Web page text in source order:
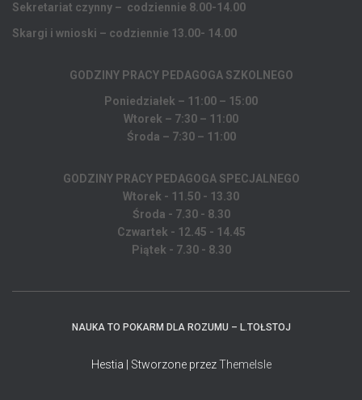
Sekretariat czynny – codziennie 8.00-14.00
Skargi i wnioski – codziennie 13.00- 14.00
GODZINY PRACY PEDAGOGA SZKOLNEGO
Poniedziałek – 11:00 – 15:00
Wtorek – 7:30 – 11:00
Środa – 7:30 – 11:00
GODZINY PRACY PEDAGOGA SPECJALNEGO
Wtorek - 11.50 - 13.30
Środa - 7.30 - 8.30
Czwartek - 12.45 - 14.45
Piątek - 7.30 - 8.30
NAUKA TO POKARM DLA ROZUMU – L.TOŁSTOJ
Hestia | Stworzone przezThemeIsle